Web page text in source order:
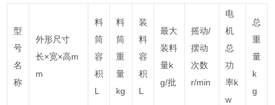
型
号
名
称
外形尺寸
长×宽×高m
m
料
筒
容
积
L
料
筒
重
量
kg
装
料
容
积
L
最大
装料
量k
g/批
摇动/
摆动
次数
r/min
电
机
总
功
率k
w
总
重
量
k
g